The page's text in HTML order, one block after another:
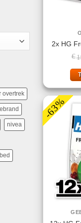
overtrek
nivea
2x HG
€
-63%